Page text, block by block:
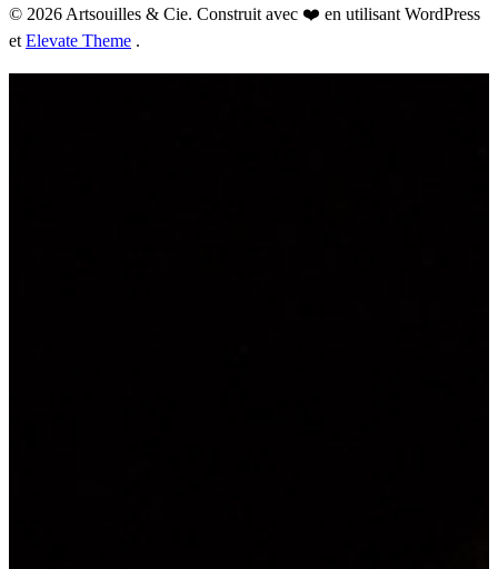
© 2026 Artsouilles & Cie. Construit avec ❤️ en utilisant WordPress
et Elevate Theme .